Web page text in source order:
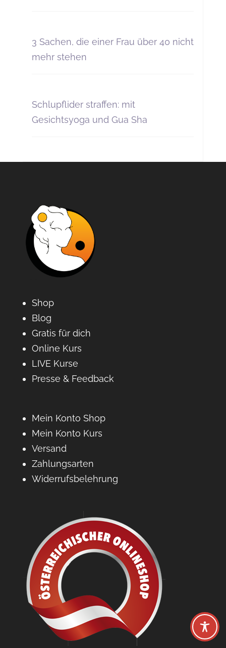
3 Sachen, die einer Frau über 40 nicht
mehr stehen
Schlupflider straffen: mit
Gesichtsyoga und Gua Sha
Shop
Blog
Gratis für dich
Online Kurs
LIVE Kurse
Presse & Feedback
Mein Konto Shop
Mein Konto Kurs
Versand
Zahlungsarten
Widerrufsbelehrung